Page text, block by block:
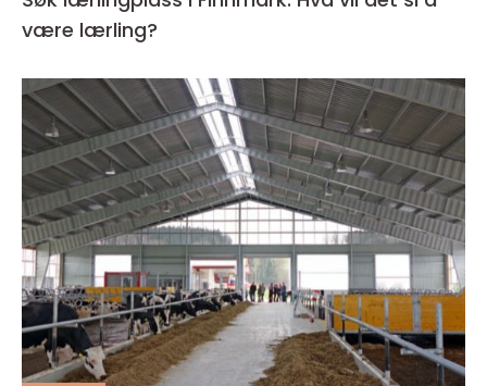
være lærling?